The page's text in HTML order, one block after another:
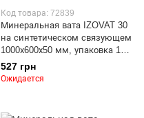
Код товара: 72839
Минеральная вата IZOVAT 30
на синтетическом связующем
1000х600х50 мм, упаковка 10
плит, 6м2
527 грн
Ожидается